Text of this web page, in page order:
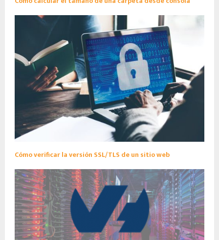
Cómo verificar la versión SSL/TLS de un sitio web